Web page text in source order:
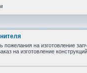
на изготовление
на изготовление